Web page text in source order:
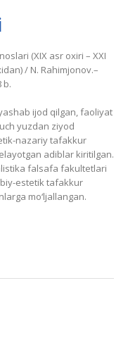
(XIX asr oxiri – XXI
/ N. Rahimjonov.–
b.
ijod qilgan, faoliyat
yuzdan ziyod
nazariy tafakkur
adiblar kiritilgan.
falsafa fakultetlari
estetik tafakkur
mo‘ljallangan.